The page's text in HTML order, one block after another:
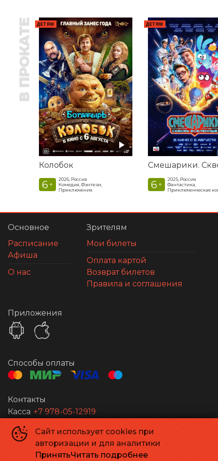
В ПРОКАТЕ ДЕТЯМ
Колобок
6 +
2026, Россия
Комедия, Фэнтези,
Приключения
ДЕТЯМ
6 +
2025, Россия
Фантастика,
Приключенческая
Сайт использует cookies при
авторизации и для аналитики
ПринятьЧитать подробнее
Основное
Расписание
Афиша
О нас
Зрителям
Мои билеты
Оплата картой
Возврат билетов
Правила и соглашения
Приложения
Способы оплаты
Контакты
Касса +7 978-05-12919
Апельсин© 2026
Powered byp24.app